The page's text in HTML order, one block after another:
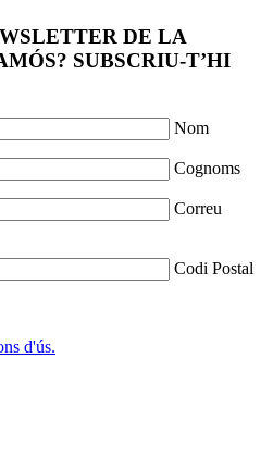
DE LA
SUBSCRIU-T’HI
Nom
Cognoms
Correu
Codi Postal
d'ús.